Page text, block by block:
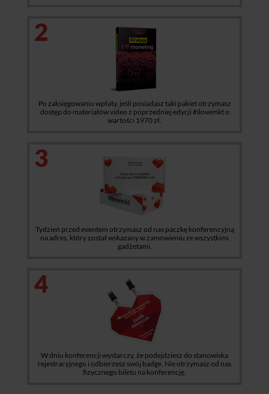
2
Po zaksięgowaniu wpłaty, jeśli posiadasz taki pakiet otrzymasz
dostęp do materiałów video z poprzedniej edycji #ilovemkt o
wartości 1970 zł.
3
Tydzień przed eventem otrzymasz od nas paczkę konferencyjną
na adres, który został wskazany w zamówieniu ze wszystkimi
gadżetami.
4
W dniu konferencji wystarczy, że podejdziesz do stanowiska
rejestracyjnego i odbierzesz swój badge. Nie otrzymasz od nas
fizycznego biletu na konferencję.